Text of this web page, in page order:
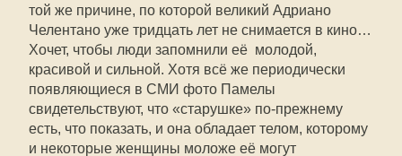
той же причине, по которой великий Адриано
Челентано уже тридцать лет не снимается в кино…
Хочет, чтобы люди запомнили её молодой,
красивой и сильной. Хотя всё же периодически
появляющиеся в СМИ фото Памелы
свидетельствуют, что «старушке» по-прежнему
есть, что показать, и она обладает телом, которому
и некоторые женщины моложе её могут